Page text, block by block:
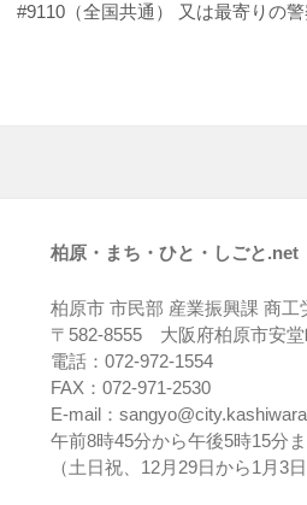
#9110（全国共通） 又は最寄りの
柏原・まち・ひと・しごと.net
柏原市 市民部 産業振興課 商工
〒582-8555 大阪府柏原市安堂
電話：072-972-1554
FAX：072-971-2530
E-mail：
午前8時45分から午後5時15分
（土日祝、12月29日から1月3日